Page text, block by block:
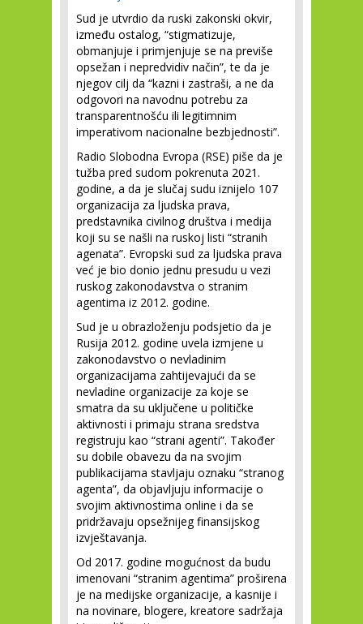
Sud je utvrdio da ruski zakonski okvir,
između ostalog, “stigmatizuje,
obmanjuje i primjenjuje se na previše
opsežan i nepredvidiv način”, te da je
njegov cilj da “kazni i zastraši, a ne da
odgovori na navodnu potrebu za
transparentnošću ili legitimnim
imperativom nacionalne bezbjednosti”.
Radio Slobodna Evropa (RSE) piše da je
tužba pred sudom pokrenuta 2021.
godine, a da je slučaj sudu iznijelo 107
organizacija za ljudska prava,
predstavnika civilnog društva i medija
koji su se našli na ruskoj listi “stranih
agenata”. Evropski sud za ljudska prava
već je bio donio jednu presudu u vezi
ruskog zakonodavstva o stranim
agentima iz 2012. godine.
Sud je u obrazloženju podsjetio da je
Rusija 2012. godine uvela izmjene u
zakonodavstvo o nevladinim
organizacijama zahtijevajući da se
nevladine organizacije za koje se
smatra da su uključene u političke
aktivnosti i primaju strana sredstva
registruju kao “strani agenti”. Također
su dobile obavezu da na svojim
publikacijama stavljaju oznaku “stranog
agenta”, da objavljuju informacije o
svojim aktivnostima online i da se
pridržavaju opsežnijeg finansijskog
izvještavanja.
Od 2017. godine mogućnost da budu
imenovani “stranim agentima” proširena
je na medijske organizacije, a kasnije i
na novinare, blogere, kreatore sadržaja